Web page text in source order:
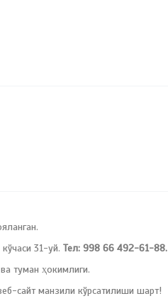
31-уй. Тел: 998 66 492-61-88.
туман ҳокимлиги.
сайт манзили кўрсатилиши шарт!